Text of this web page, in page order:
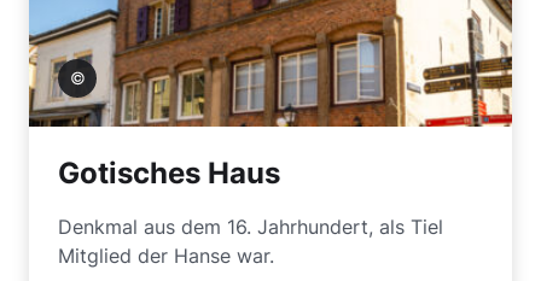
Tiel
Gotisches Haus
Denkmal aus dem 16. Jahrhundert, als Tiel
Mitglied der Hanse war.